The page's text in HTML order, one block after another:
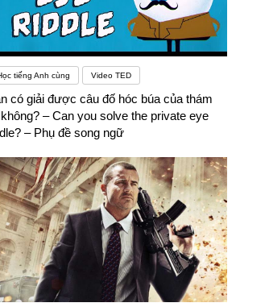
tiếng Anh cùng Video TED
có giải được câu đố hóc búa của thám
– Can you solve the private eye
– Phụ đề song ngữ